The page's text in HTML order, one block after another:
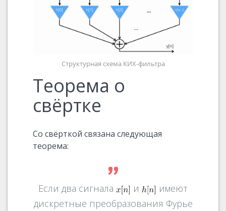
Структурная схема КИХ-фильтра
Теорема о
свёртке
Со свёрткой связана следующая
теорема:
Если два сигнала и
имеют
дискретные преобразования Фурье